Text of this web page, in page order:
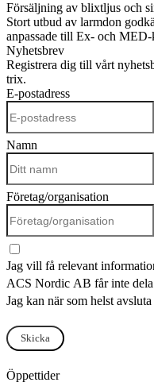
Försäljning av blixtljus och
Stort utbud av larmdon
anpassade till Ex- och MED-
Nyhetsbrev
Registrera dig till vårt
trix.
E-postadress
Namn
Företag/organisation
Jag vill få relevant
ACS Nordic AB får inte
Jag kan när som helst
Skicka
Öppettider